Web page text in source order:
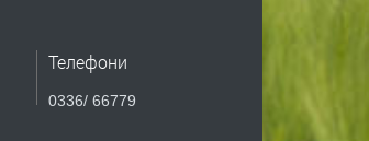
Телефони
0336/ 66779